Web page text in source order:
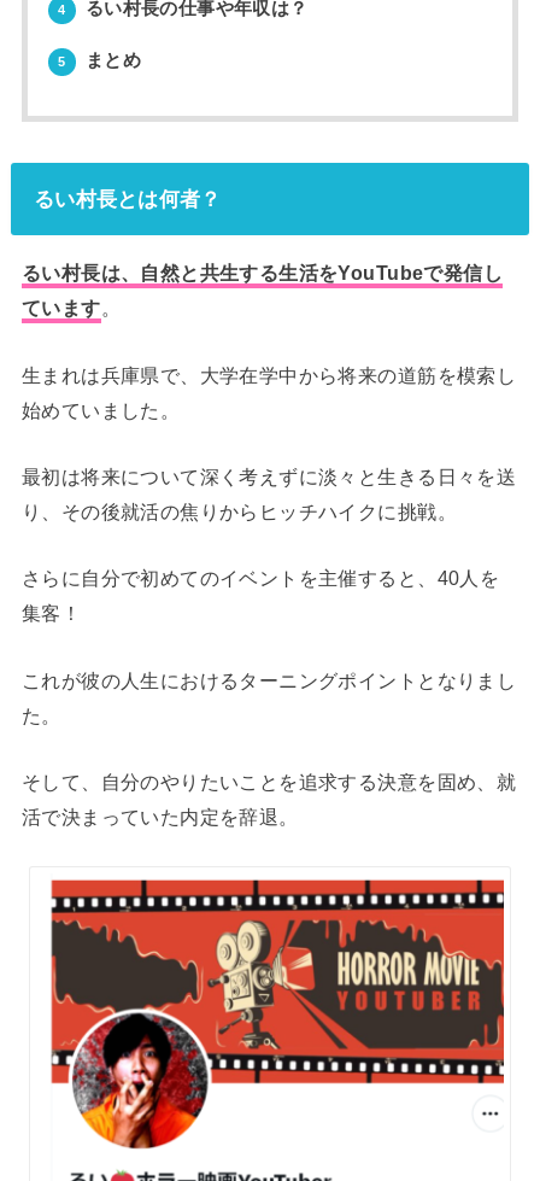
4 るい村長の仕事や年収は？
5 まとめ
るい村長とは何者？
るい村長は、自然と共生する生活をYouTubeで発信し
ています。
生まれは兵庫県で、大学在学中から将来の道筋を模索し
始めていました。
最初は将来について深く考えずに淡々と生きる日々を送
り、その後就活の焦りからヒッチハイクに挑戦。
さらに自分で初めてのイベントを主催すると、40人を
集客！
これが彼の人生におけるターニングポイントとなりまし
た。
そして、自分のやりたいことを追求する決意を固め、就
活で決まっていた内定を辞退。